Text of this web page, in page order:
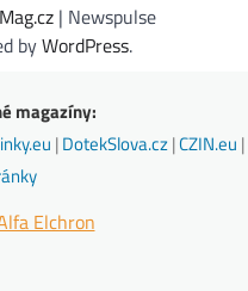
| Newspulse
byWordPress.
magazíny:
|DotekSlova.cz|CZIN.eu |